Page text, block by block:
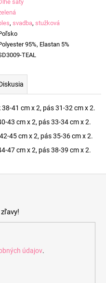
šaty
, svadba, stužková
95%, Elastan 5%
TEAL
41 cm x 2, pás 31-32 cm x 2.
43 cm x 2, pás 33-34 cm x 2.
45 cm x 2, pás 35-36 cm x 2.
47 cm x 2, pás 38-39 cm x 2.
údajov.